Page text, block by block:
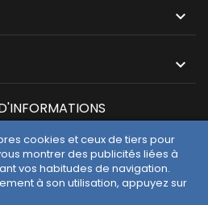

cookies et ceux de tiers pour
montrer des publicités liées à
vos habitudes de navigation.
à son utilisation, appuyez sur

à tout moment. Vous trouverez
de contact dans les conditions